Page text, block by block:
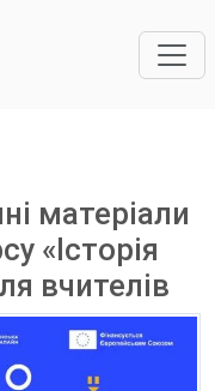
матеріали
«Історія
вчителів